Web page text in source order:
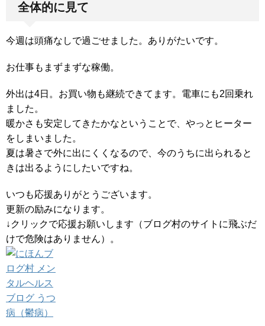
全体的に見て
今週は頭痛なしで過ごせました。ありがたいです。
お仕事もまずまずな稼働。
外出は4日。お買い物も継続できてます。電車にも2回乗れ
ました。
暖かさも安定してきたかなということで、やっとヒーター
をしまいました。
夏は暑さで外に出にくくなるので、今のうちに出られると
きは出るようにしたいですね。
いつも応援ありがとうございます。
更新の励みになります。
↓クリックで応援お願いします（ブログ村のサイトに飛ぶだ
けで危険はありません）。